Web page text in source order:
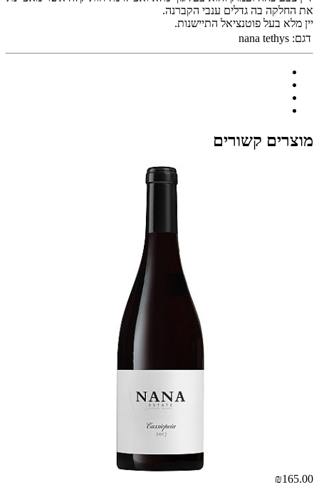
את החלקה בה גדלים ענבי הקברנה.
יין מלא בעל פוטנציאל התיישנות.
דגם: nana tethys
מוצרים קשורים
₪165.00